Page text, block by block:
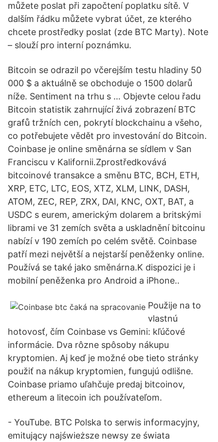
můžete poslat při započtení poplatku sítě. V
dalším řádku můžete vybrat účet, ze kterého
chcete prostředky poslat (zde BTC Marty). Note
– slouží pro interní poznámku.
Bitcoin se odrazil po včerejším testu hladiny 50
000 $ a aktuálně se obchoduje o 1500 dolarů
níže. Sentiment na trhu s … Objevte celou řadu
Bitcoin statistik zahrnující živá zobrazení BTC
grafů tržních cen, pokrytí blockchainu a všeho,
co potřebujete vědět pro investování do Bitcoin.
Coinbase je online směnárna se sídlem v San
Franciscu v Kalifornii.Zprostředkovává
bitcoinové transakce a směnu BTC, BCH, ETH,
XRP, ETC, LTC, EOS, XTZ, XLM, LINK, DASH,
ATOM, ZEC, REP, ZRX, DAI, KNC, OXT, BAT, a
USDC s eurem, americkým dolarem a britskými
librami ve 31 zemích světa a uskladnění bitcoinu
nabízí v 190 zemích po celém světě. Coinbase
patří mezi největší a nejstarší peněženky online.
Používá se také jako směnárna.K dispozici je i
mobilní peněženka pro Android a iPhone..
Použije na to
vlastnú
hotovosť, čím Coinbase vs Gemini: kľúčové
informácie. Dva rôzne spôsoby nákupu
kryptomien. Aj keď je možné obe tieto stránky
použiť na nákup kryptomien, fungujú odlišne.
Coinbase priamo uľahčuje predaj bitcoinov,
ethereum a litecoin ich používateľom.
- YouTube. BTC Polska to serwis informacyjny,
emitujący najświeższe newsy ze świata